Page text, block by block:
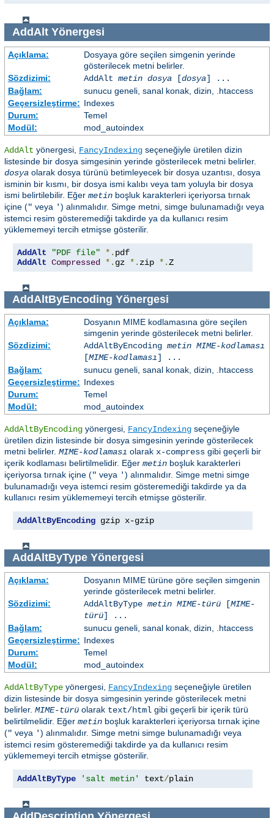
AddAltYönergesi
Açıklama:
Dosyaya göre seçilen simgenin yerinde
gösterilecek metni belirler.
Sözdizimi:
AddAlt metin dosya[dosya] ...
Bağlam:
sunucu geneli, sanal konak, dizin, .htaccess
Geçersizleştirme: Indexes
Durum:
Temel
Modül:
mod_autoindex
AddAlt yönergesi, FancyIndexing seçeneğiyle üretilen dizin
listesinde bir dosya simgesinin yerinde gösterilecek metni belirler.
dosya olarak dosya türünü betimleyecek bir dosya uzantısı, dosya
isminin bir kısmı, bir dosya ismi kalıbı veya tam yoluyla bir dosya
ismi belirtilebilir. Eğer metin boşluk karakterleri içeriyorsa tırnak
içine (" veya ') alınmalıdır. Simge metni, simge bulunamadığı veya
istemci resim gösteremediği takdirde ya da kullanıcı resim
yüklememeyi tercih etmişse gösterilir.
AddAlt "PDF file" *.
AddAlt Compressed *. gz *. zip *.Z
AddAltByEncoding Yönergesi
Açıklama:
Dosyanın MIME kodlamasına göre seçilen
simgenin yerinde gösterilecek metni belirler.
Sözdizimi:
AddAltByEncoding metin MIME-kodlaması
[MIME-kodlaması] ...
Bağlam:
sunucu geneli, sanal konak, dizin, .htaccess
Geçersizleştirme: Indexes
Durum:
Temel
Modül:
mod_autoindex
AddAltByEncoding yönergesi, FancyIndexing seçeneğiyle
üretilen dizin listesinde bir dosya simgesinin yerinde gösterilecek
metni belirler. MIME-kodlaması olarak x-compress gibi geçerli bir
içerik kodlaması belirtilmelidir. Eğer metin boşluk karakterleri
içeriyorsa tırnak içine (" veya ') alınmalıdır. Simge metni simge
bulunamadığı veya istemci resim gösteremediği takdirde ya da
kullanıcı resim yüklememeyi tercih etmişse gösterilir.
AddAltByEncoding gzip x-gzip
AddAltByTypeYönergesi
Açıklama:
Dosyanın MIME türüne göre seçilen simgenin
yerinde gösterilecek metni belirler.
Sözdizimi:
AddAltByType metin MIME-türü[MIME-
türü] ...
Bağlam:
sunucu geneli, sanal konak, dizin, .htaccess
Geçersizleştirme: Indexes
Durum:
Temel
Modül:
mod_autoindex
AddAltByType yönergesi, FancyIndexing seçeneğiyle üretilen
dizin listesinde bir dosya simgesinin yerinde gösterilecek metni
belirler. MIME-türü olarak text/html gibi geçerli bir içerik türü
belirtilmelidir. Eğer metin boşluk karakterleri içeriyorsa tırnak içine
(" veya ') alınmalıdır. Simge metni simge bulunamadığı veya
istemci resim gösteremediği takdirde ya da kullanıcı resim
yüklememeyi tercih etmişse gösterilir.
AddAltByType 'salt metin' text/plain